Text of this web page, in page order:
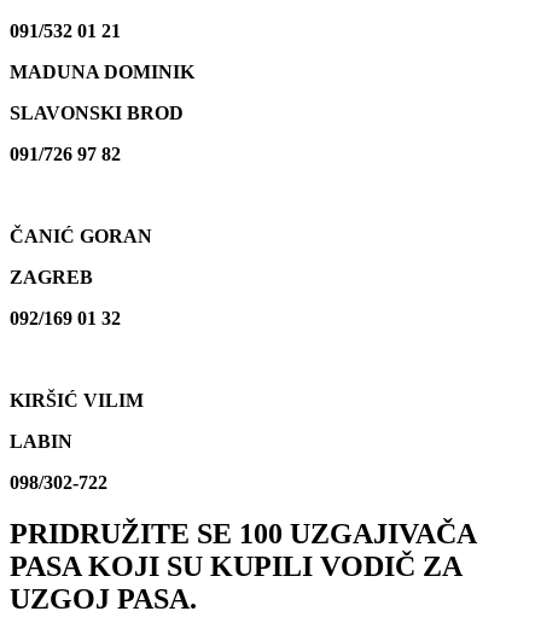
091/532 01 21
MADUNA DOMINIK
SLAVONSKI BROD
091/726 97 82
ČANIĆ GORAN
ZAGREB
092/169 01 32
KIRŠIĆ VILIM
LABIN
098/302-722
PRIDRUŽITE SE 100 UZGAJIVAČA
PASA KOJI SU KUPILI VODIČ ZA
UZGOJ PASA.